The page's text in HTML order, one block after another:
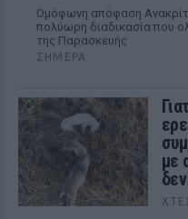
Ομόφωνη απόφαση
πολύωρη διαδικασία που
της Παρασκευής
ΣΉΜΕΡΑ
με